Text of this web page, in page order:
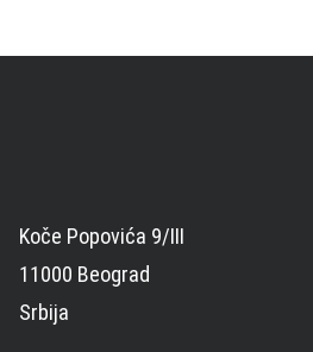
Koče Popovića 9/III
11000 Beograd
Srbija